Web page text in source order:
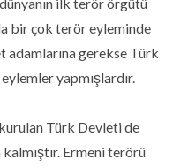
ilk terör örgütü
bir çok terör eyleminde
adamlarına gerekse Türk
eylemler yapmışlardır.
Türk Devleti de
Ermeni terörü